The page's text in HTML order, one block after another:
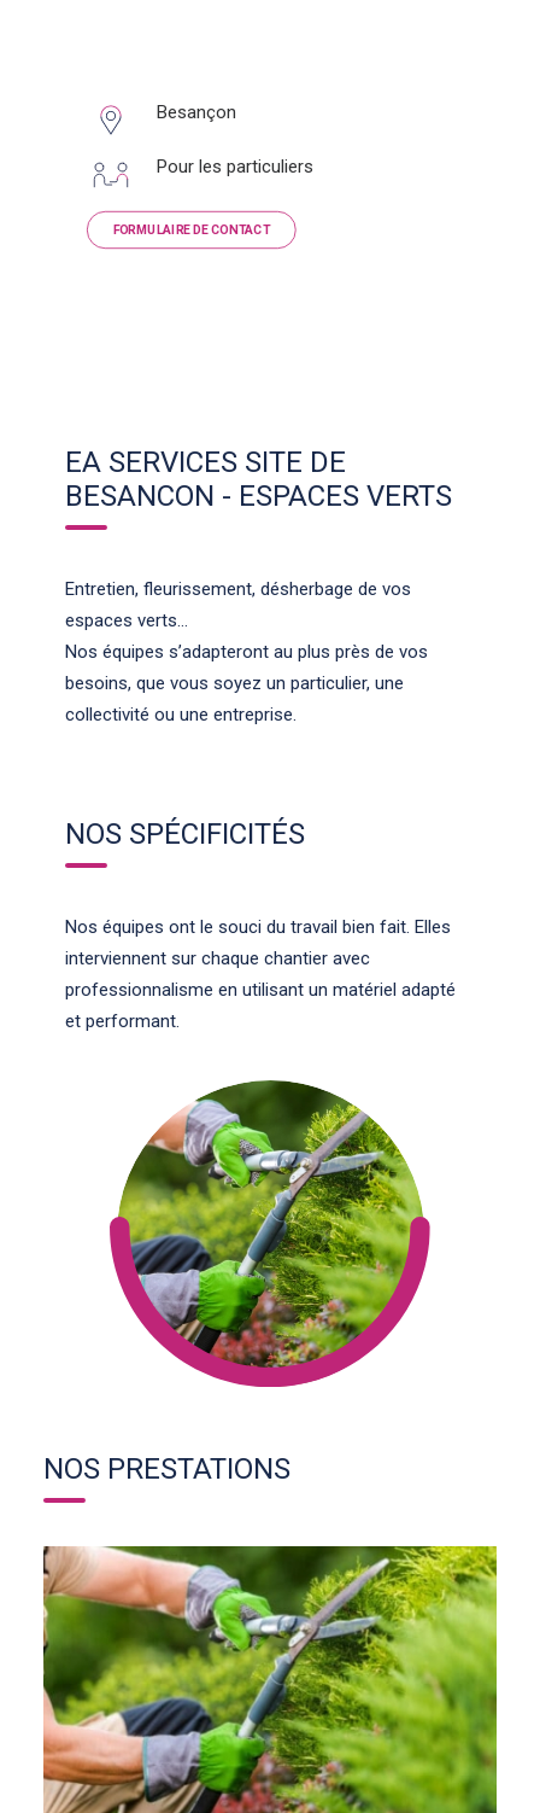
Besançon
Pour les particuliers
FORMULAIRE DE CONTACT
EA SERVICES SITE DE
BESANCON - ESPACES VERTS
Entretien, fleurissement, désherbage de vos
espaces verts…
Nos équipes s’adapteront au plus près de vos
besoins, que vous soyez un particulier, une
collectivité ou une entreprise.
NOS SPÉCIFICITÉS
Nos équipes ont le souci du travail bien fait. Elles
interviennent sur chaque chantier avec
professionnalisme en utilisant un matériel adapté
et performant.
NOS PRESTATIONS